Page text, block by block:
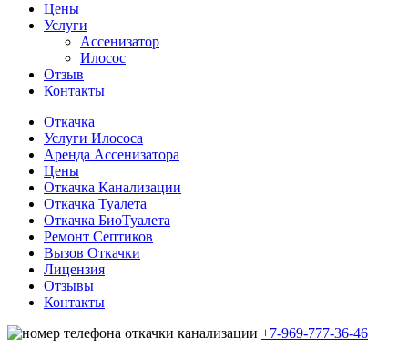
Цены
Услуги
Ассенизатор
Илосос
Отзыв
Контакты
Откачка
Услуги Илососа
Аренда Ассенизатора
Цены
Откачка Канализации
Откачка Туалета
Откачка БиоТуалета
Ремонт Септиков
Вызов Откачки
Лицензия
Отзывы
Контакты
+7-969-777-36-46